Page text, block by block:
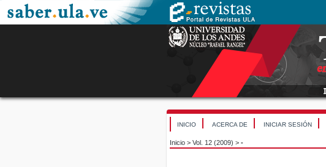
INICIO ACERCA DE INICIAR SESIÓN
Inicio > Vol. 12 (2009) > -